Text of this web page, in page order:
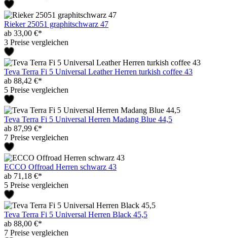
Rieker 25051 graphitschwarz 47
ab 33,00 €*
3 Preise vergleichen
Teva Terra Fi 5 Universal Leather Herren turkish coffee 43
ab 88,42 €*
5 Preise vergleichen
Teva Terra Fi 5 Universal Herren Madang Blue 44,5
ab 87,99 €*
7 Preise vergleichen
ECCO Offroad Herren schwarz 43
ab 71,18 €*
5 Preise vergleichen
Teva Terra Fi 5 Universal Herren Black 45,5
ab 88,00 €*
7 Preise vergleichen